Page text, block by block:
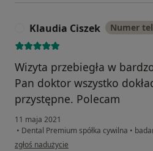
Klaudia Ciszek Numer
Wizyta przebiegła w
Pan doktor wszystko
przystępne. Polecam
11 maja 2021
• Dental Premium spółka cywilna •
w opinii użytkownika Klaudia Ciszek
zgłoś nadużycie